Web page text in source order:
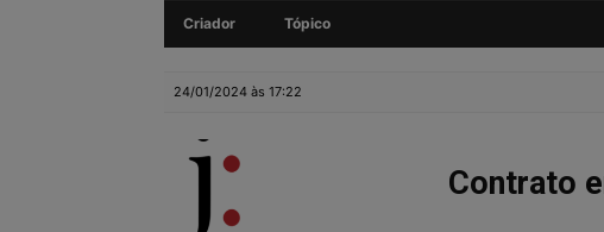
Criador Tópico
24/01/2024 às 17:22
Contrato